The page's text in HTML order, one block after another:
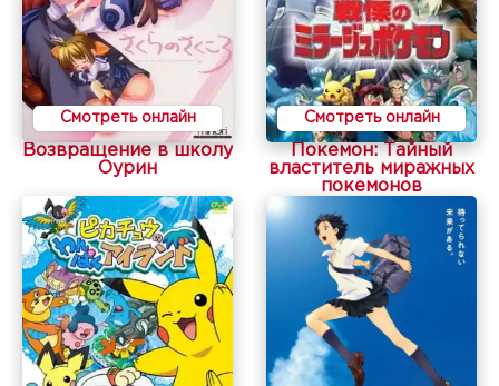
Смотреть онлайн
Возвращение в школу
Оурин
Смотреть онлайн
Покемон: Тайный
властитель миражных
покемонов